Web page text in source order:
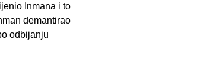
Inmana i to
demantirao
odbijanju